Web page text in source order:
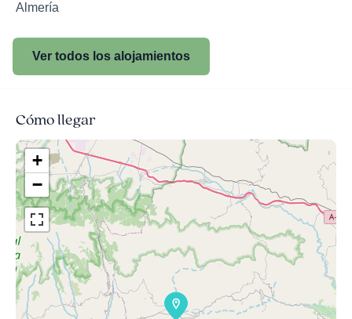
Almería
Ver todos los alojamientos
Cómo llegar
+
−